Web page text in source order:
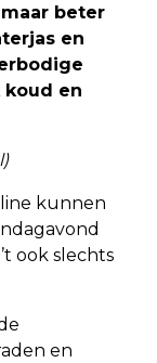
beter
en
en
kunnen
ook slechts
en